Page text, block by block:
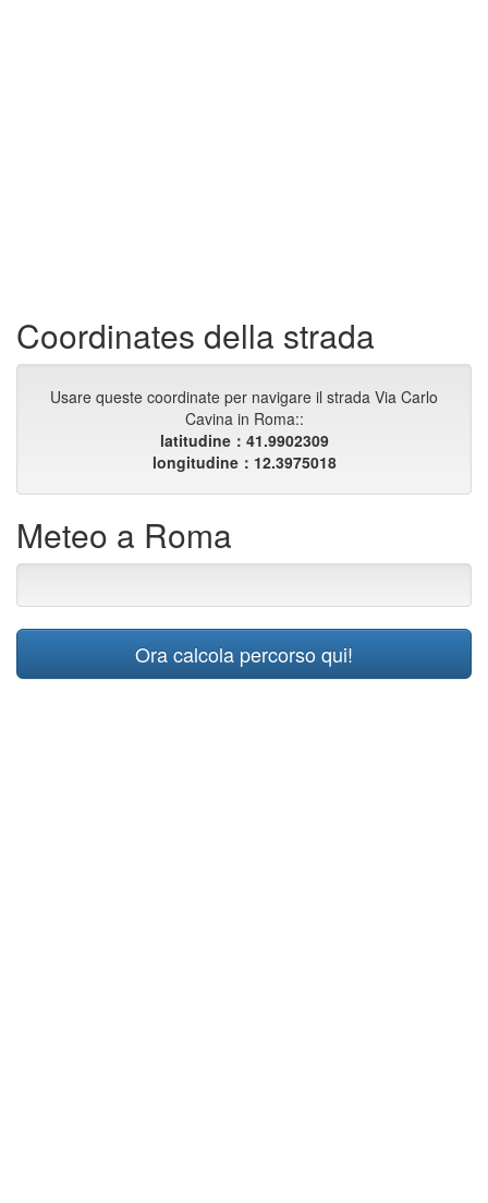
Coordinates della strada
Usare queste coordinate per navigare il strada Via Carlo
Cavina in Roma::
latitudine：41.9902309
longitudine：12.3975018
Meteo a Roma
Ora calcola percorso qui!